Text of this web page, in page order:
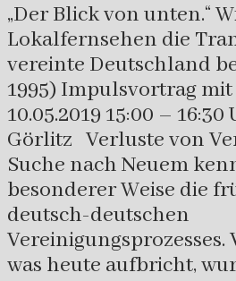
„Der Blick von unten.“
Lokalfernsehen die
vereinte Deutschland
1995) Impulsvortrag
10.05.2019 15:00 –
Görlitz Verluste von
Suche nach Neuem
besonderer Weise die
deutsch-deutschen
Vereinigungsprozesses.
was heute aufbricht,